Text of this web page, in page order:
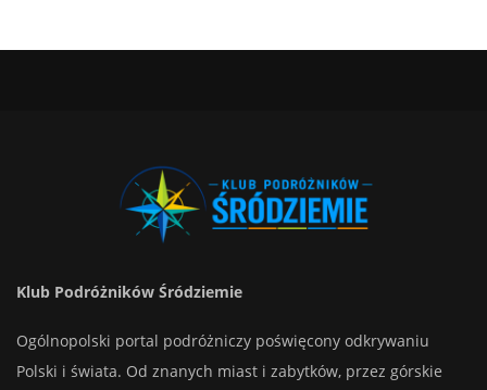
Klub Podróżników Śródziemie
Ogólnopolski portal podróżniczy poświęcony odkrywaniu
Polski i świata. Od znanych miast i zabytków, przez górskie